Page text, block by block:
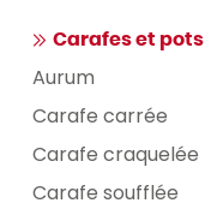
Carafes et pots
Aurum
Carafe carrée
Carafe craquelée
Carafe soufflée